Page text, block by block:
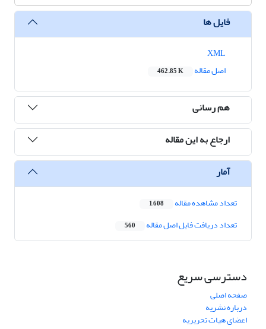
فایل ها
اصل مقاله
462.85 K
هم رسانی
ارجاع به این مقاله
آمار
تعداد مشاهده مقاله 1,608
تعداد دریافت فایل اصل مقاله 560
دسترسی سریع
صفحه اصلی
درباره نشریه
اعضای هیات تحریریه